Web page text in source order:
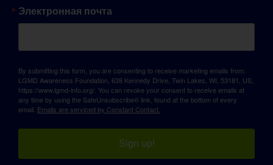
Электронная почта
By submitting this form, you are consenting to receive marketing emails from:
LGMD Awareness Foundation, 638 Kennedy Drive, Twin Lakes, WI, 53181, US,
https://www.lgmd-info.org/. You can revoke your consent to receive emails at
any time by using the SafeUnsubscribe® link, found at the bottom of every
email. Emails are serviced by Constant Contact.
Sign up!